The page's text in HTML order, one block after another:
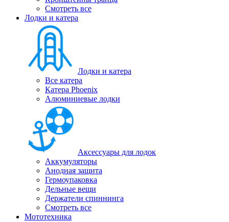
Смотреть все
Лодки и катера
Лодки и катера
Все катера
Катера Phoenix
Алюминиевые лодки
Аксессуары для лодок
Аккумуляторы
Анодная защита
Гермоупаковка
Дельные вещи
Держатели спиннинга
Смотреть все
Мототехника